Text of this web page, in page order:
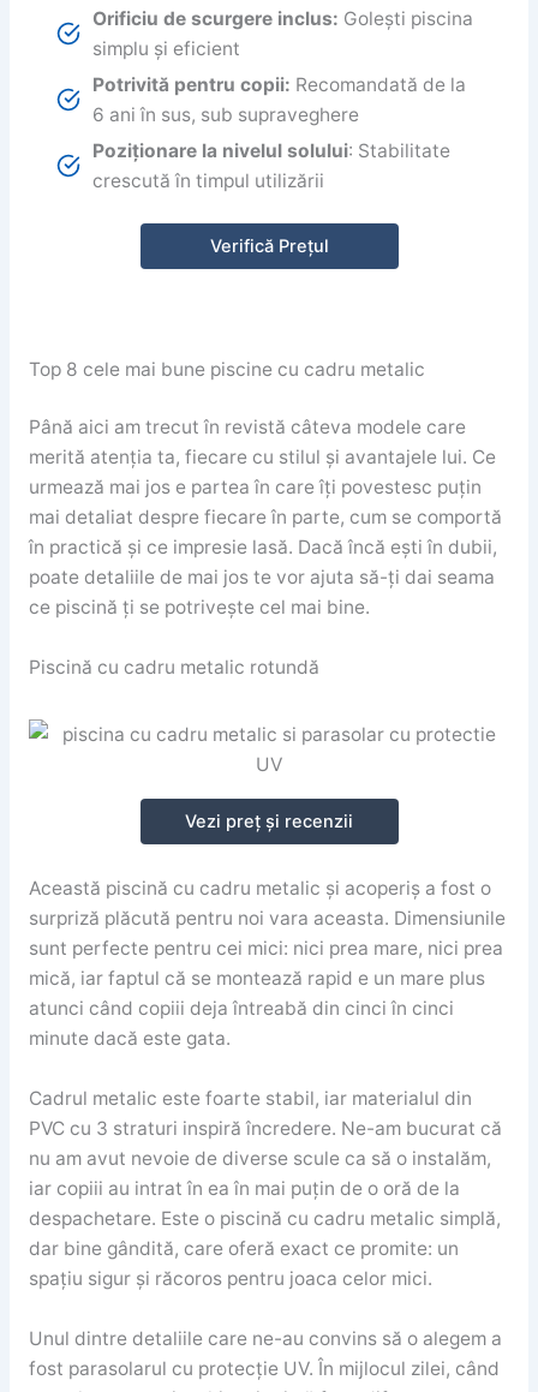
Orificiu de scurgere inclus: Golești piscina
simplu și eficient
Potrivită pentru copii: Recomandată de la
6 ani în sus, sub supraveghere
Poziționare la nivelul solului: Stabilitate
crescută în timpul utilizării
Verifică Prețul
Top 8 cele mai bune piscine cu cadru metalic
Până aici am trecut în revistă câteva modele care
merită atenția ta, fiecare cu stilul și avantajele lui. Ce
urmează mai jos e partea în care îți povestesc puțin
mai detaliat despre fiecare în parte, cum se comportă
în practică și ce impresie lasă. Dacă încă ești în dubii,
poate detaliile de mai jos te vor ajuta să-ți dai seama
ce piscină ți se potrivește cel mai bine.
Piscină cu cadru metalic rotundă
Vezi preț și recenzii
Această piscină cu cadru metalic și acoperiș a fost o
surpriză plăcută pentru noi vara aceasta. Dimensiunile
sunt perfecte pentru cei mici: nici prea mare, nici prea
mică, iar faptul că se montează rapid e un mare plus
atunci când copiii deja întreabă din cinci în cinci
minute dacă este gata.
Cadrul metalic este foarte stabil, iar materialul din
PVC cu 3 straturi inspiră încredere. Ne-am bucurat că
nu am avut nevoie de diverse scule ca să o instalăm,
iar copiii au intrat în ea în mai puțin de o oră de la
despachetare. Este o piscină cu cadru metalic simplă,
dar bine gândită, care oferă exact ce promite: un
spațiu sigur și răcoros pentru joaca celor mici.
Unul dintre detaliile care ne-au convins să o alegem a
fost parasolarul cu protecție UV. În mijlocul zilei, când